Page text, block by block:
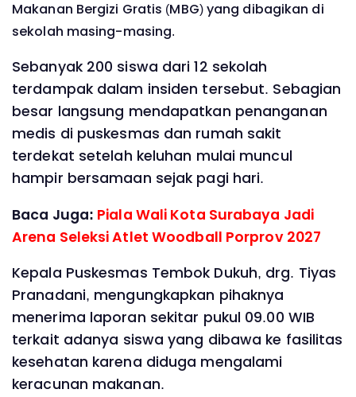
Makanan Bergizi Gratis (MBG) yang dibagikan di
sekolah masing-masing.
Sebanyak 200 siswa dari 12 sekolah
terdampak dalam insiden tersebut. Sebagian
besar langsung mendapatkan penanganan
medis di puskesmas dan rumah sakit
terdekat setelah keluhan mulai muncul
hampir bersamaan sejak pagi hari.
Baca Juga: Piala Wali Kota Surabaya Jadi
Arena Seleksi Atlet Woodball Porprov 2027
Kepala Puskesmas Tembok Dukuh, drg. Tiyas
Pranadani, mengungkapkan pihaknya
menerima laporan sekitar pukul 09.00 WIB
terkait adanya siswa yang dibawa ke fasilitas
kesehatan karena diduga mengalami
keracunan makanan.